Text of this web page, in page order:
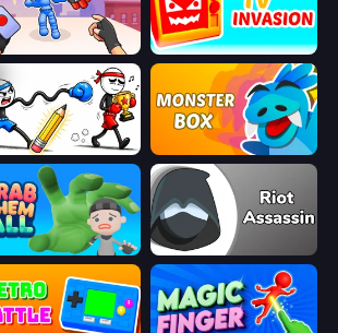
Bomber TV Invasion
Smash Monster Box
Them All Riot Assassin